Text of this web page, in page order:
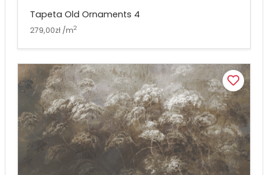
Tapeta Old Ornaments 4
279,00zł /m2